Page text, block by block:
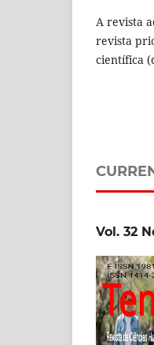
A revista
revista
científica
Vol. 32